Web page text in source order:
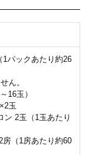
パックあたり約26
ん。
16玉）
玉
ン 2玉（1玉あたり
（1房あたり約60